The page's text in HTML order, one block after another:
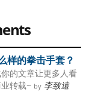
样的拳击手套？
的文章让更多人看
转载~ by 李致遠